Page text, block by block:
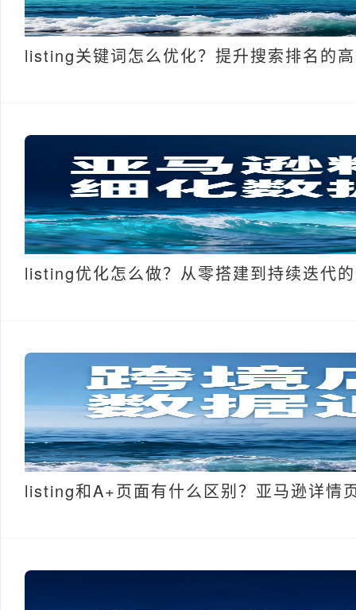
listing关键词怎么优化？提升搜索排名的
listing优化怎么做？从零搭建到持续迭代
listing和A+页面有什么区别？亚马逊详情